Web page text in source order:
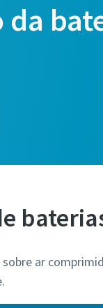
da
ar